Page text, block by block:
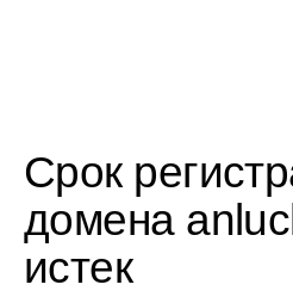
Срок
домена
истек